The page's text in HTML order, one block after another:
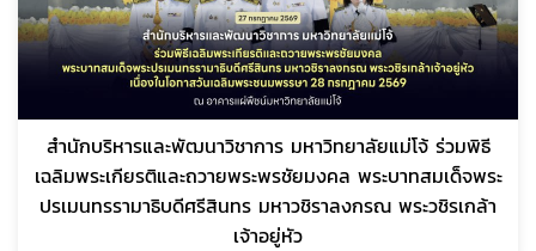
สำนักบริหารและพัฒนาวิชาการ มหาวิทยาลัยแม่โจ้ ร่วมพิธี
เฉลิมพระเกียรติและถวายพระพรชัยมงคล พระบาทสมเด็จพระ
ปรเมนทรรามาธิบดีศรีสินทร มหาวชิราลงกรณ พระวชิรเกล้า
เจ้าอยู่หัว